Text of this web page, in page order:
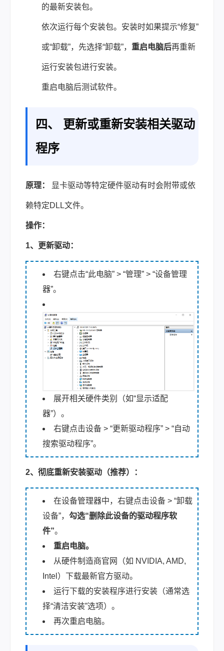
的最新安装包。
依次运行每个安装包。安装时如果提示“修复”
或“卸载”，先选择“卸载”， 重启电脑后再重新
运行安装包进行安装。
重启电脑后测试软件。
四、 更新或重新安装相关驱动
程序
原理： 显卡驱动等特定硬件驱动有时会附带或依
赖特定DLL文件。
操作：
1、更新驱动：
右键点击“此电脑” > “管理” > “设备管理
器”。
展开相关硬件类别（如“显示适配
器”）。
右键点击设备 > “更新驱动程序” > “自动
搜索驱动程序”。
2、彻底重新安装驱动（推荐）：
在设备管理器中，右键点击设备 > “卸载
设备”， 勾选“删除此设备的驱动程序软
件”。
重启电脑。
从硬件制造商官网（如 NVIDIA, AMD,
Intel）下载最新官方驱动。
运行下载的安装程序进行安装（通常选
择“清洁安装”选项）。
再次重启电脑。